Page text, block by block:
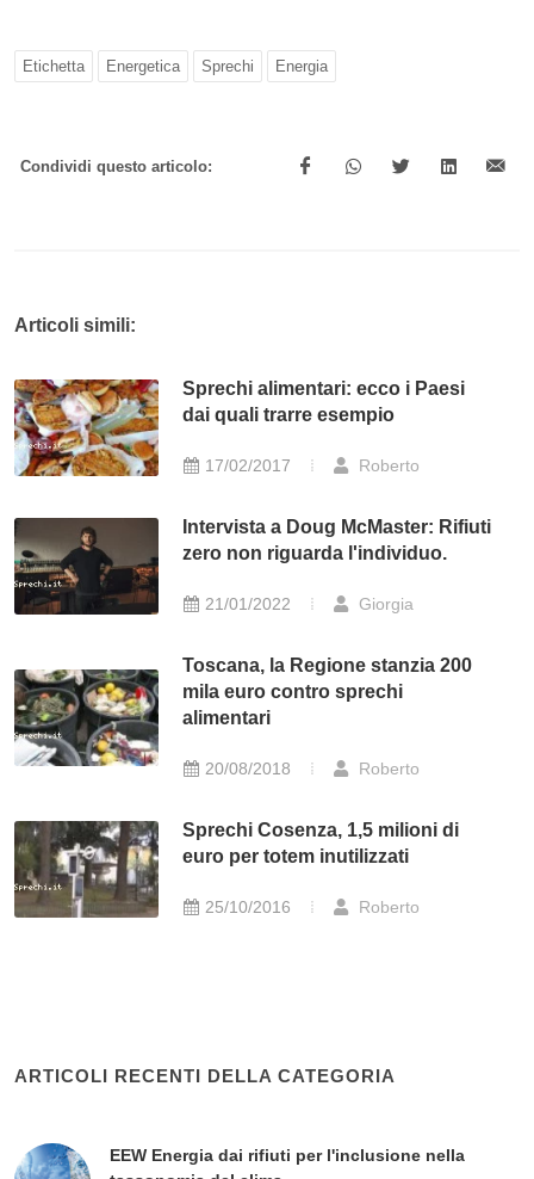
Etichetta Energetica Sprechi Energia
Condividi questo articolo:
Articoli simili:
Sprechi alimentari: ecco i Paesi
dai quali trarre esempio
17/02/2017 Roberto
Intervista a Doug McMaster: Rifiuti
zero non riguarda l'individuo.
21/01/2022 Giorgia
Toscana, la Regione stanzia 200
mila euro contro sprechi
alimentari
20/08/2018 Roberto
Sprechi Cosenza, 1,5 milioni di
euro per totem inutilizzati
25/10/2016 Roberto
ARTICOLI RECENTI DELLA CATEGORIA
EEW Energia dai rifiuti per l'inclusione nella